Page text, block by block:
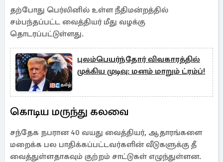
தற்போது பெர்லினில் உள்ள நீதிமன்றத்தில்
சம்பந்தப்பட்ட வைத்தியர் மீது வழக்கு
தொடரப்பட்டுள்ளது.
புலம்பெயர்ந்தோர் விவகாரத்தில்
முக்கிய முடிவு: மனம் மாறும் ட்ரம்ப்!
கொடிய மருந்து கலவை
சந்தேக நபரான 40 வயது வைத்தியர், ஆதாரங்களை
மறைக்க பல பாதிக்கப்பட்டவர்களின் வீடுகளுக்கு தீ
வைத்துள்ளதாகவும் குற்றம் சாட்டுகள் எழுந்துள்ளன.